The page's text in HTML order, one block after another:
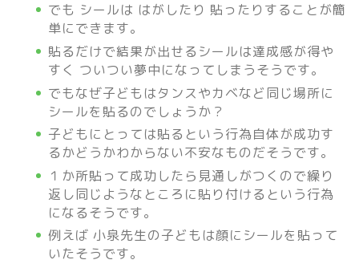
でも シールは はがしたり 貼ったりすることが簡
単にできます。
貼るだけで結果が出せるシールは達成感が得や
すく ついつい夢中になってしまうそうです。
でもなぜ子どもはタンスやカベなど同じ場所に
シールを貼るのでしょうか？
子どもにとっては貼るという行為自体が成功す
るかどうかわからない不安なものだそうです。
１か所貼って成功したら見通しがつくので繰り
返し同じようなところに貼り付けるという行為
になるそうです。
例えば 小泉先生の子どもは顔にシールを貼って
いたそうです。